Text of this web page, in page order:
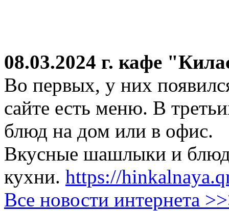
08.03.2024 г. кафе
Во первых, у них
сайте есть меню. В
блюд на дом или в офис.
Вкусные шашлыки и
кухни. https://
Все новости интернета